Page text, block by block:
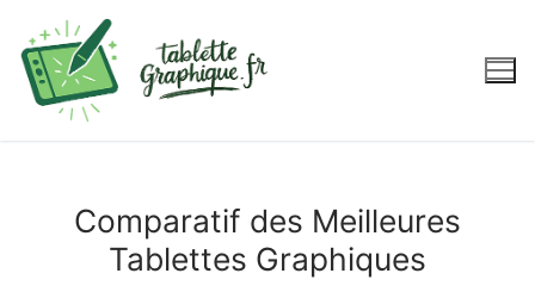
Comparatif des Meilleures
Tablettes Graphiques